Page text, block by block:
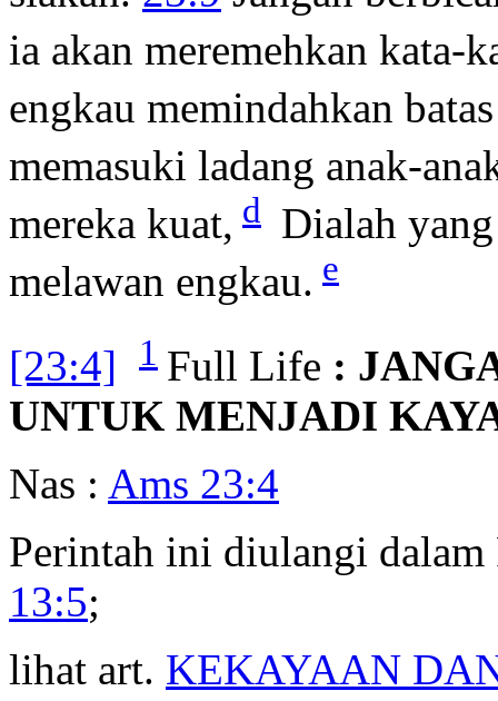
ia akan meremehkan kata-
engkau memindahkan
memasuki ladang anak-
mereka kuat, d Dialah
melawan engkau. e
[23:4] 1 Full Life :
UNTUK MENJADI
Nas : Ams 23:4
Perintah ini diulangi dalam
13:5;
lihat art. KEKAYAAN